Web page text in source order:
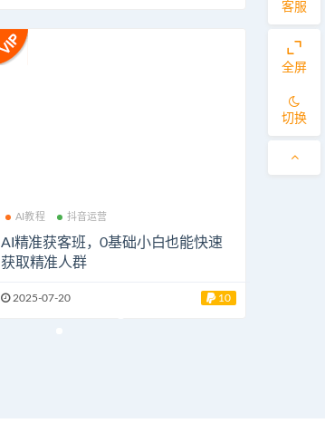
AI教程 抖音运营
AI精准获客班，0基础小白也能快速
获取精准人群
2025-07-20 10
客服
全屏
切换